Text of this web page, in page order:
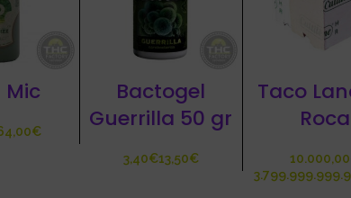
Mic
€
Bactogel
Guerrilla 50 gr
€ €
Taco
Roca